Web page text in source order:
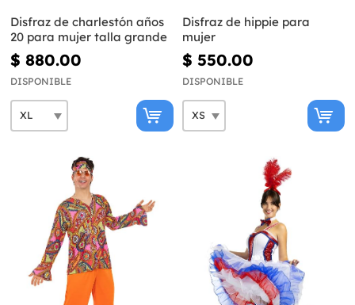
Disfraz de charlestón años
20 para mujer talla grande
$ 880.00
DISPONIBLE
Disfraz de hippie para
mujer
$ 550.00
DISPONIBLE